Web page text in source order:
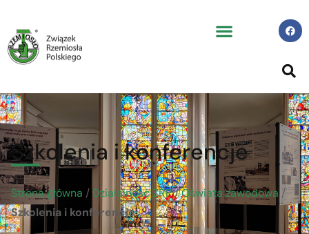
Szkolenia i konferencje
Strona główna / Działalność ZRP/Oświata zawodowa /
Szkolenia i konferencje